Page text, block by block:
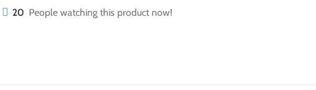
20 People watching this product now!